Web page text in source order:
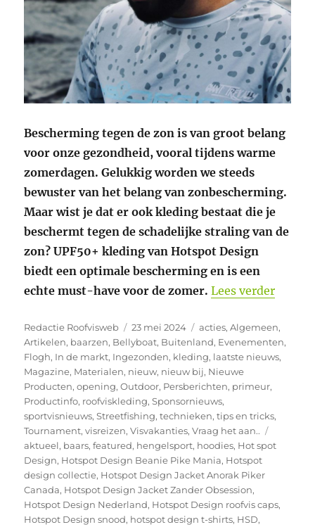
Bescherming tegen de zon is van groot belang
voor onze gezondheid, vooral tijdens warme
zomerdagen. Gelukkig worden we steeds
bewuster van het belang van zonbescherming.
Maar wist je dat er ook kleding bestaat die je
beschermt tegen de schadelijke straling van de
zon? UPF50+ kleding van Hotspot Design
biedt een optimale bescherming en is een
echte must-have voor de zomer. Lees verder“De
Auteur
Redactie Roofvisweb
Geplaatst
op
23 mei 2024 Categorieën
acties,Algemeen,
Artikelen, baarzen, Bellyboat, Buitenland, Evenementen,
Flogh, In de markt, Ingezonden, kleding, laatste nieuws,
Magazine, Materialen, nieuw, nieuw bij, Nieuwe
Producten,opening,Outdoor, Persberichten, primeur,
Productinfo, roofviskleding,Sponsornieuws,
sportvisnieuws,Streetfishing,technieken,tips en tricks,
Tournament,visreizen,Visvakanties,Vraag het aan..
aktueel, baars,featured, hengelsport, hoodies, Hot spot
Design, Hotspot Design Beanie Pike Mania, Hotspot
design collectie, Hotspot Design Jacket Anorak Piker
Canada, Hotspot Design Jacket Zander Obsession,
Hotspot Design Nederland, Hotspot Design roofvis caps,
Hotspot Design snood, hotspot design t-shirts, HSD,